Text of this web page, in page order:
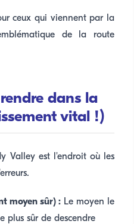
ceux qui viennent par la
de la route
dans la
vital !)
Valley est l'endroit où les
moyen sûr) : Le moyen le
plus sûr de descendre